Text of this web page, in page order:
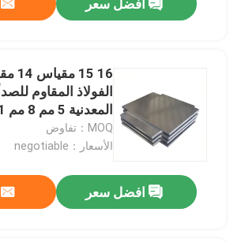
منتجات
معلومات عنا
جولة في المعمل
افضل سعر
الفولاذ المقاوم
الصف للمطاعم
MOQ：تفاوض
الأسعار：negotiable
افضل سعر